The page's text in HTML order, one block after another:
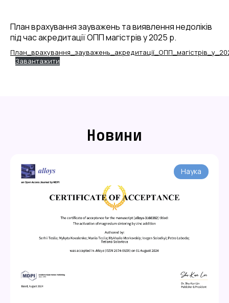
План врахування зауважень та виявлення недоліків
під час акредитації ОПП магістрів у 2025 р.
Завантажити
Новини
Наука